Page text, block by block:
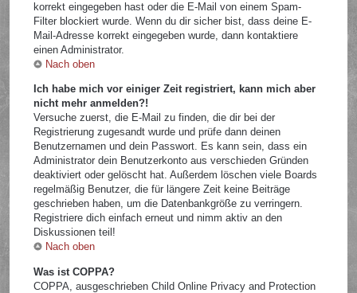
korrekt eingegeben hast oder die E-Mail von einem Spam-
Filter blockiert wurde. Wenn du dir sicher bist, dass deine E-
Mail-Adresse korrekt eingegeben wurde, dann kontaktiere
einen Administrator.
Nach oben
Ich habe mich vor einiger Zeit registriert, kann mich aber
nicht mehr anmelden?!
Versuche zuerst, die E-Mail zu finden, die dir bei der
Registrierung zugesandt wurde und prüfe dann deinen
Benutzernamen und dein Passwort. Es kann sein, dass ein
Administrator dein Benutzerkonto aus verschieden Gründen
deaktiviert oder gelöscht hat. Außerdem löschen viele Boards
regelmäßig Benutzer, die für längere Zeit keine Beiträge
geschrieben haben, um die Datenbankgröße zu verringern.
Registriere dich einfach erneut und nimm aktiv an den
Diskussionen teil!
Nach oben
Was ist COPPA?
COPPA, ausgeschrieben Child Online Privacy and Protection